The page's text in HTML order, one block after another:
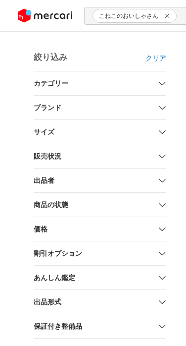
ツにスキップ こねこのおいしゃさん
絞り込み クリア
カテゴリー
ブランド
サイズ
販売状況
出品者
商品の状態
価格
割引オプション
あんしん鑑定
出品形式
保証付き整備品